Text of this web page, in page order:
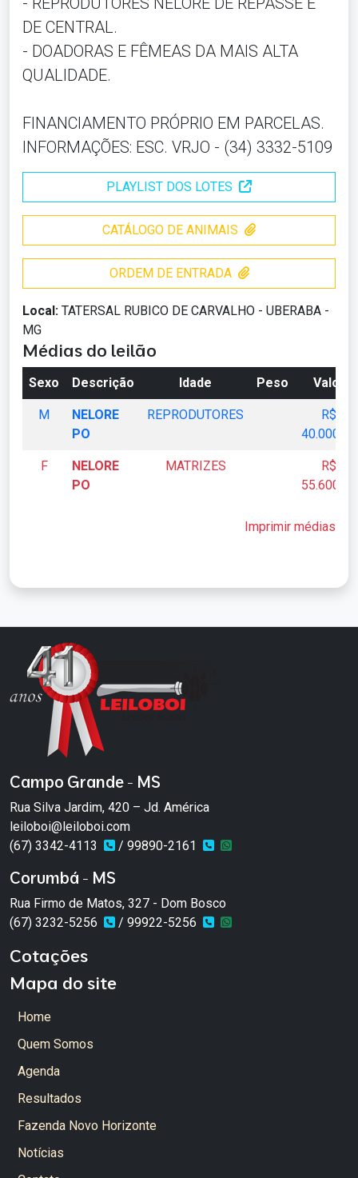
DE CENTRAL.
- DOADORAS E FÊMEAS DA MAIS ALTA
QUALIDADE.
FINANCIAMENTO PRÓPRIO EM PARCELAS.
INFORMAÇÕES: ESC. VRJO - (34) 3332-5109
PLAYLIST DOS LOTES
CATÁLOGO DE ANIMAIS
ORDEM DE ENTRADA
Local: TATERSAL RUBICO DE CARVALHO - UBERABA -
MG
Médias do leilão
Sexo Descrição Idade Peso Valor
M
NELORE
PO
REPRODUTORES
R$
40.000,00
F
NELORE
PO
MATRIZES
R$
55.600,00
Imprimir médias
Campo Grande - MS
Rua Silva Jardim, 420 – Jd. América
leiloboi@leiloboi.com
(67) 3342-4113
/ 99890-2161
Corumbá - MS
Rua Firmo de Matos, 327 - Dom Bosco
(67) 3232-5256
/ 99922-5256
Cotações
Mapa do site
Home
Quem Somos
Agenda
Resultados
Fazenda Novo Horizonte
Notícias